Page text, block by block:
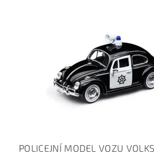
POLICEJNÍ MODEL VOZU